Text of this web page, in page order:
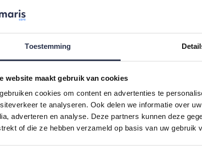
Toestemming
website maakt gebruik van cookies
cookies om content en advertenties te
te analyseren. Ook delen we informatie over
adverteren en analyse. Deze partners kunnen deze
of die ze hebben verzameld op basis van uw gebruik
biedt dubbele bescherming met een ultra
laag. De bovenlaag voelt snel weer snel droog
lek randjes zijn waterafstotend, ademend, en
geurtjes voor een optimaal comfortabel
achter zorgen voor de perfecte pasvorm,
en is door de unieke vochtverdeler comfortabel
en wisselen door de verzorgers.